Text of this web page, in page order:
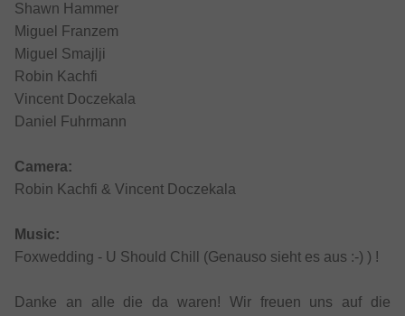
Shawn Hammer
Miguel Franzem
Miguel Smajlji
Robin Kachfi
Vincent Doczekala
Daniel Fuhrmann
Camera:
Robin Kachfi & Vincent Doczekala
Music:
Foxwedding - U Should Chill (Genauso sieht es aus :-) ) !
Danke an alle die da waren! Wir freuen uns auf die